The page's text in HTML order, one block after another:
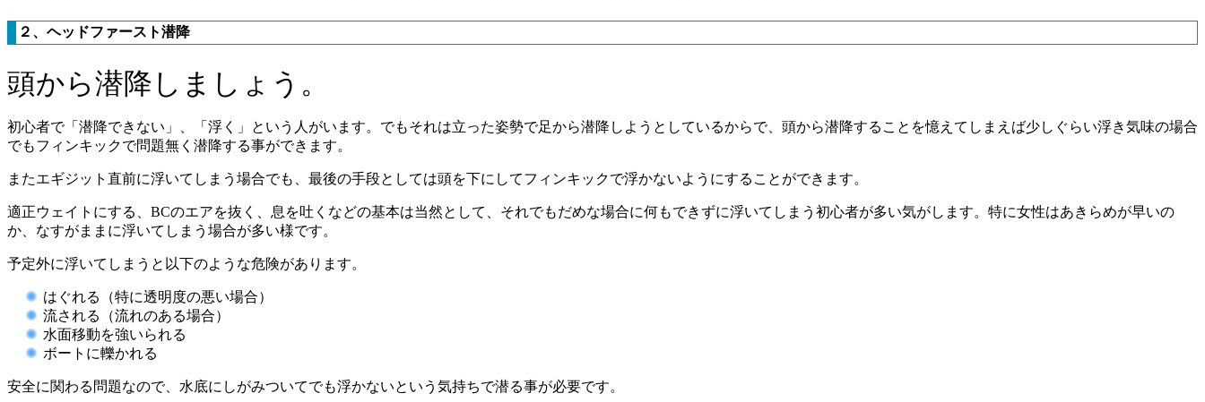
２、ヘッドファースト潜降
頭から潜降しましょう。
初心者で「潜降できない」、「浮く」という人がいます。でもそれは立った姿勢で足から潜降しようとしているからで、頭から潜降することを憶えてしまえば少しぐらい浮き気味の場合
でもフィンキックで問題無く潜降する事ができます。
またエギジット直前に浮いてしまう場合でも、最後の手段としては頭を下にしてフィンキックで浮かないようにすることができます。
適正ウェイトにする、BCのエアを抜く、息を吐くなどの基本は当然として、それでもだめな場合に何もできずに浮いてしまう初心者が多い気がします。特に女性はあきらめが早いの
か、なすがままに浮いてしまう場合が多い様です。
予定外に浮いてしまうと以下のような危険があります。
はぐれる（特に透明度の悪い場合）
流される（流れのある場合）
水面移動を強いられる
ボートに轢かれる
安全に関わる問題なので、水底にしがみついてでも浮かないという気持ちで潜る事が必要です。